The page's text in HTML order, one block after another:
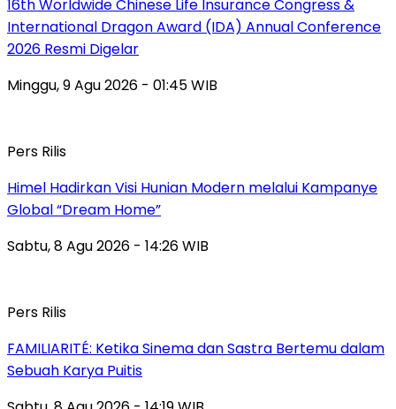
16th Worldwide Chinese Life Insurance Congress &
International Dragon Award (IDA) Annual Conference
2026 Resmi Digelar
Minggu, 9 Agu 2026 - 01:45 WIB
Pers Rilis
Himel Hadirkan Visi Hunian Modern melalui Kampanye
Global “Dream Home”
Sabtu, 8 Agu 2026 - 14:26 WIB
Pers Rilis
FAMILIARITÉ: Ketika Sinema dan Sastra Bertemu dalam
Sebuah Karya Puitis